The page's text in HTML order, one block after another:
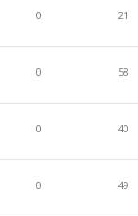
0 21
0 58
0 40
0 49